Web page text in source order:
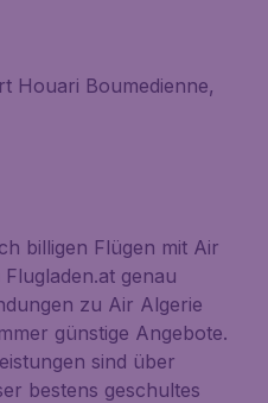
Houari Boumedienne,
billigen Flügen mit Air
genau
zu Air Algerie
günstige Angebote.
sind über
bestens geschultes